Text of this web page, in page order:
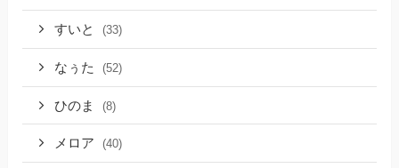
すいと (33)
なぅた (52)
ひのま (8)
メロア (40)